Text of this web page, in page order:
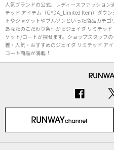
人気ブランドの公式、レディースファッショ
テッド アイテム（GYDA_Limited Item）ダウ
トやジャケットやブルゾンといった商品カテゴ
あなたのこだわり条件からジェイダ リミテッ
ケット/コートが探せます。ショップスタッフ
着・人気・おすすめのジェイダ リミテッド ア
コート商品が満載！